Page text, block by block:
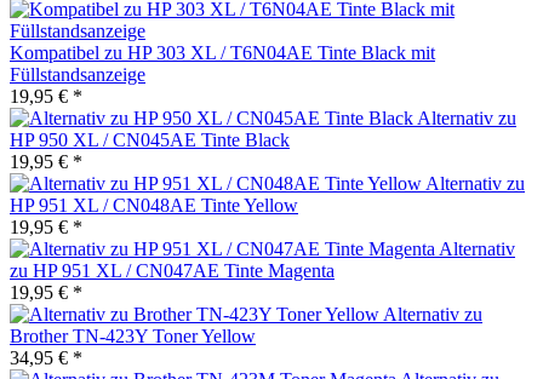
Kompatibel zu HP 303 XL / T6N04AE Tinte Black mit
Füllstandsanzeige
19,95 € *
Alternativ zu
HP 950 XL / CN045AE Tinte Black
19,95 € *
Alternativ zu
HP 951 XL / CN048AE Tinte Yellow
19,95 € *
Alternativ
zu HP 951 XL / CN047AE Tinte Magenta
19,95 € *
Alternativ zu
Brother TN-423Y Toner Yellow
34,95 € *